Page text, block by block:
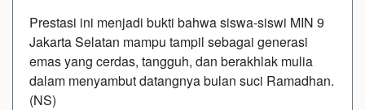
Prestasi ini menjadi bukti bahwa siswa-siswi MIN 9
Jakarta Selatan mampu tampil sebagai generasi
emas yang cerdas, tangguh, dan berakhlak mulia
dalam menyambut datangnya bulan suci Ramadhan.
(NS)